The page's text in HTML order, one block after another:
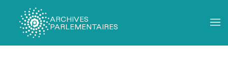
ARCHIVES
PARLEMENTAIRES